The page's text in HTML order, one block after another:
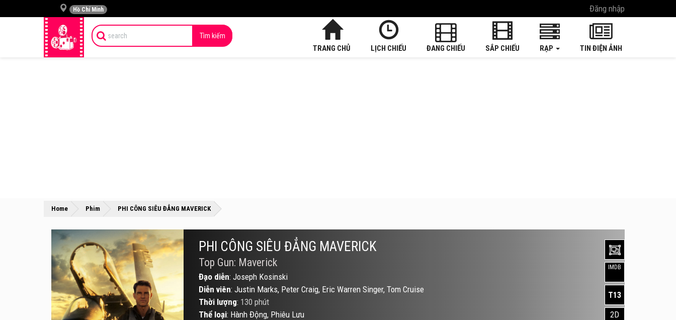
Hồ Chí Minh Đăng nhập
Tìm kiếm
TRANG CHỦ LỊCH CHIẾU ĐANG CHIẾU SẮP CHIẾU RẠP TIN ĐIỆN ẢNH
Home »
Phim »
PHI CÔNG SIÊU ĐẲNG MAVERICK
PHI CÔNG SIÊU ĐẲNG MAVERICK
Top Gun: Maverick
Đạo diễn: Joseph Kosinski
Diễn viên: Justin Marks, Peter Craig, Eric Warren Singer, Tom Cruise
Thời lượng: 130 phút
Thể loại: Hành Động, Phiêu Lưu
IMDB
T13
2D